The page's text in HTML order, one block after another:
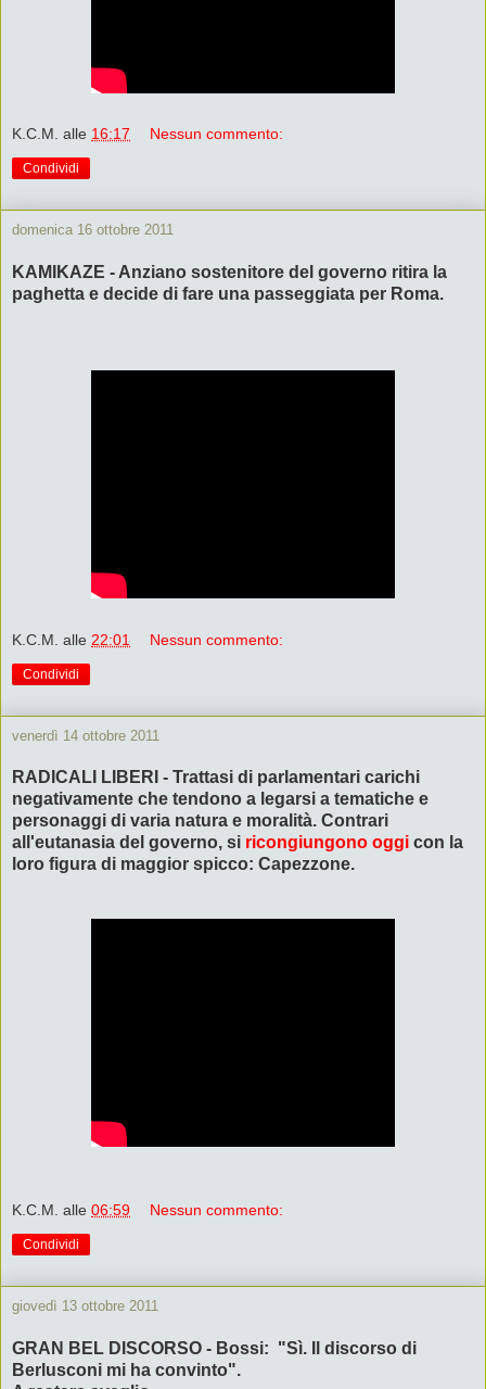
K.C.M. alle 16:17 Nessun commento:
Condividi
domenica 16 ottobre 2011
KAMIKAZE - Anziano sostenitore del governo ritira la
paghetta e decide di fare una passeggiata per Roma.
K.C.M. alle 22:01 Nessun commento:
Condividi
venerdì 14 ottobre 2011
RADICALI LIBERI - Trattasi di parlamentari carichi
negativamente che tendono a legarsi a tematiche e
personaggi di varia natura e moralità. Contrari
all'eutanasia del governo, si ricongiungono oggi con la
loro figura di maggior spicco: Capezzone.
K.C.M. alle 06:59 Nessun commento:
Condividi
giovedì 13 ottobre 2011
GRAN BEL DISCORSO - Bossi: "Sì. Il discorso di
Berlusconi mi ha convinto".